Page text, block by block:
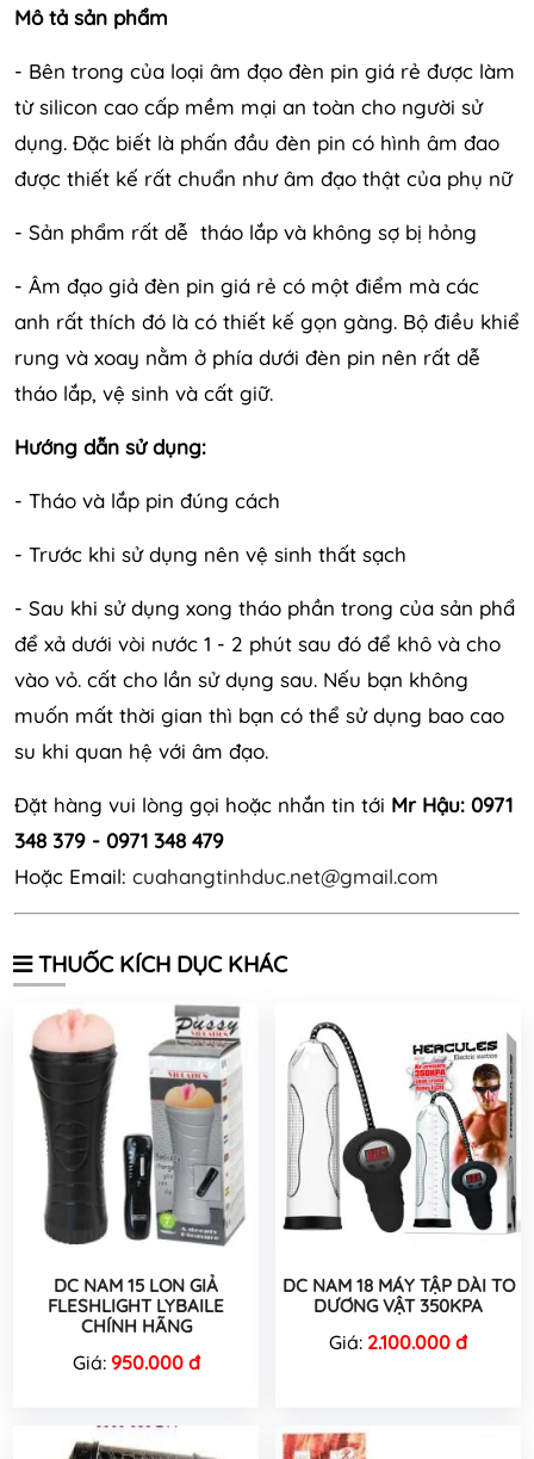
Mô tả sản phẩm
- Bên trong của loại âm đạo đèn pin giá rẻ được làm
từ silicon cao cấp mềm mại an toàn cho người sử
dụng. Đặc biết là phấn đầu đèn pin có hình âm đao
được thiết kế rất chuẩn như âm đạo thật của phụ nữ
- Sản phẩm rất dễ tháo lắp và không sợ bị hỏng
- Âm đạo giả đèn pin giá rẻ có một điểm mà các
anh rất thích đó là có thiết kế gọn gàng. Bộ điều khiể
rung và xoay nằm ở phía dưới đèn pin nên rất dễ
tháo lắp, vệ sinh và cất giữ.
Hướng dẫn sử dụng:
- Tháo và lắp pin đúng cách
- Trước khi sử dụng nên vệ sinh thất sạch
- Sau khi sử dụng xong tháo phần trong của sản phẩ
để xả dưới vòi nước 1 - 2 phút sau đó để khô và cho
vào vỏ. cất cho lần sử dụng sau. Nếu bạn không
muốn mất thời gian thì bạn có thể sử dụng bao cao
su khi quan hệ với âm đạo.
Đặt hàng vui lòng gọi hoặc nhắn tin tới Mr Hậu: 0971
348 379 - 0971 348 479
Hoặc Email: cuahangtinhduc.net@gmail.com
THUỐC KÍCH DỤC KHÁC
DC NAM 15 LON GIẢ
FLESHLIGHT LYBAILE
CHÍNH HÃNG
Giá: 950.000 đ
DC NAM 18 MÁY TẬP DÀI TO
DƯƠNG VẬT 350KPA
Giá: 2.100.000 đ